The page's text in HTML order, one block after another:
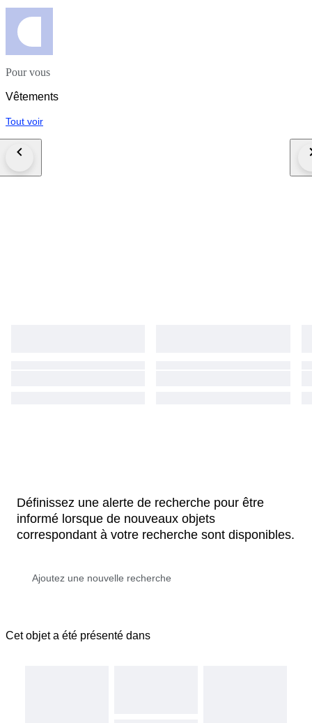
Pour vous
Vêtements
Tout voir
Définissez une alerte de recherche pour être
informé lorsque de nouveaux objets
correspondant à votre recherche sont disponibles.
Cet objet a été présenté dans